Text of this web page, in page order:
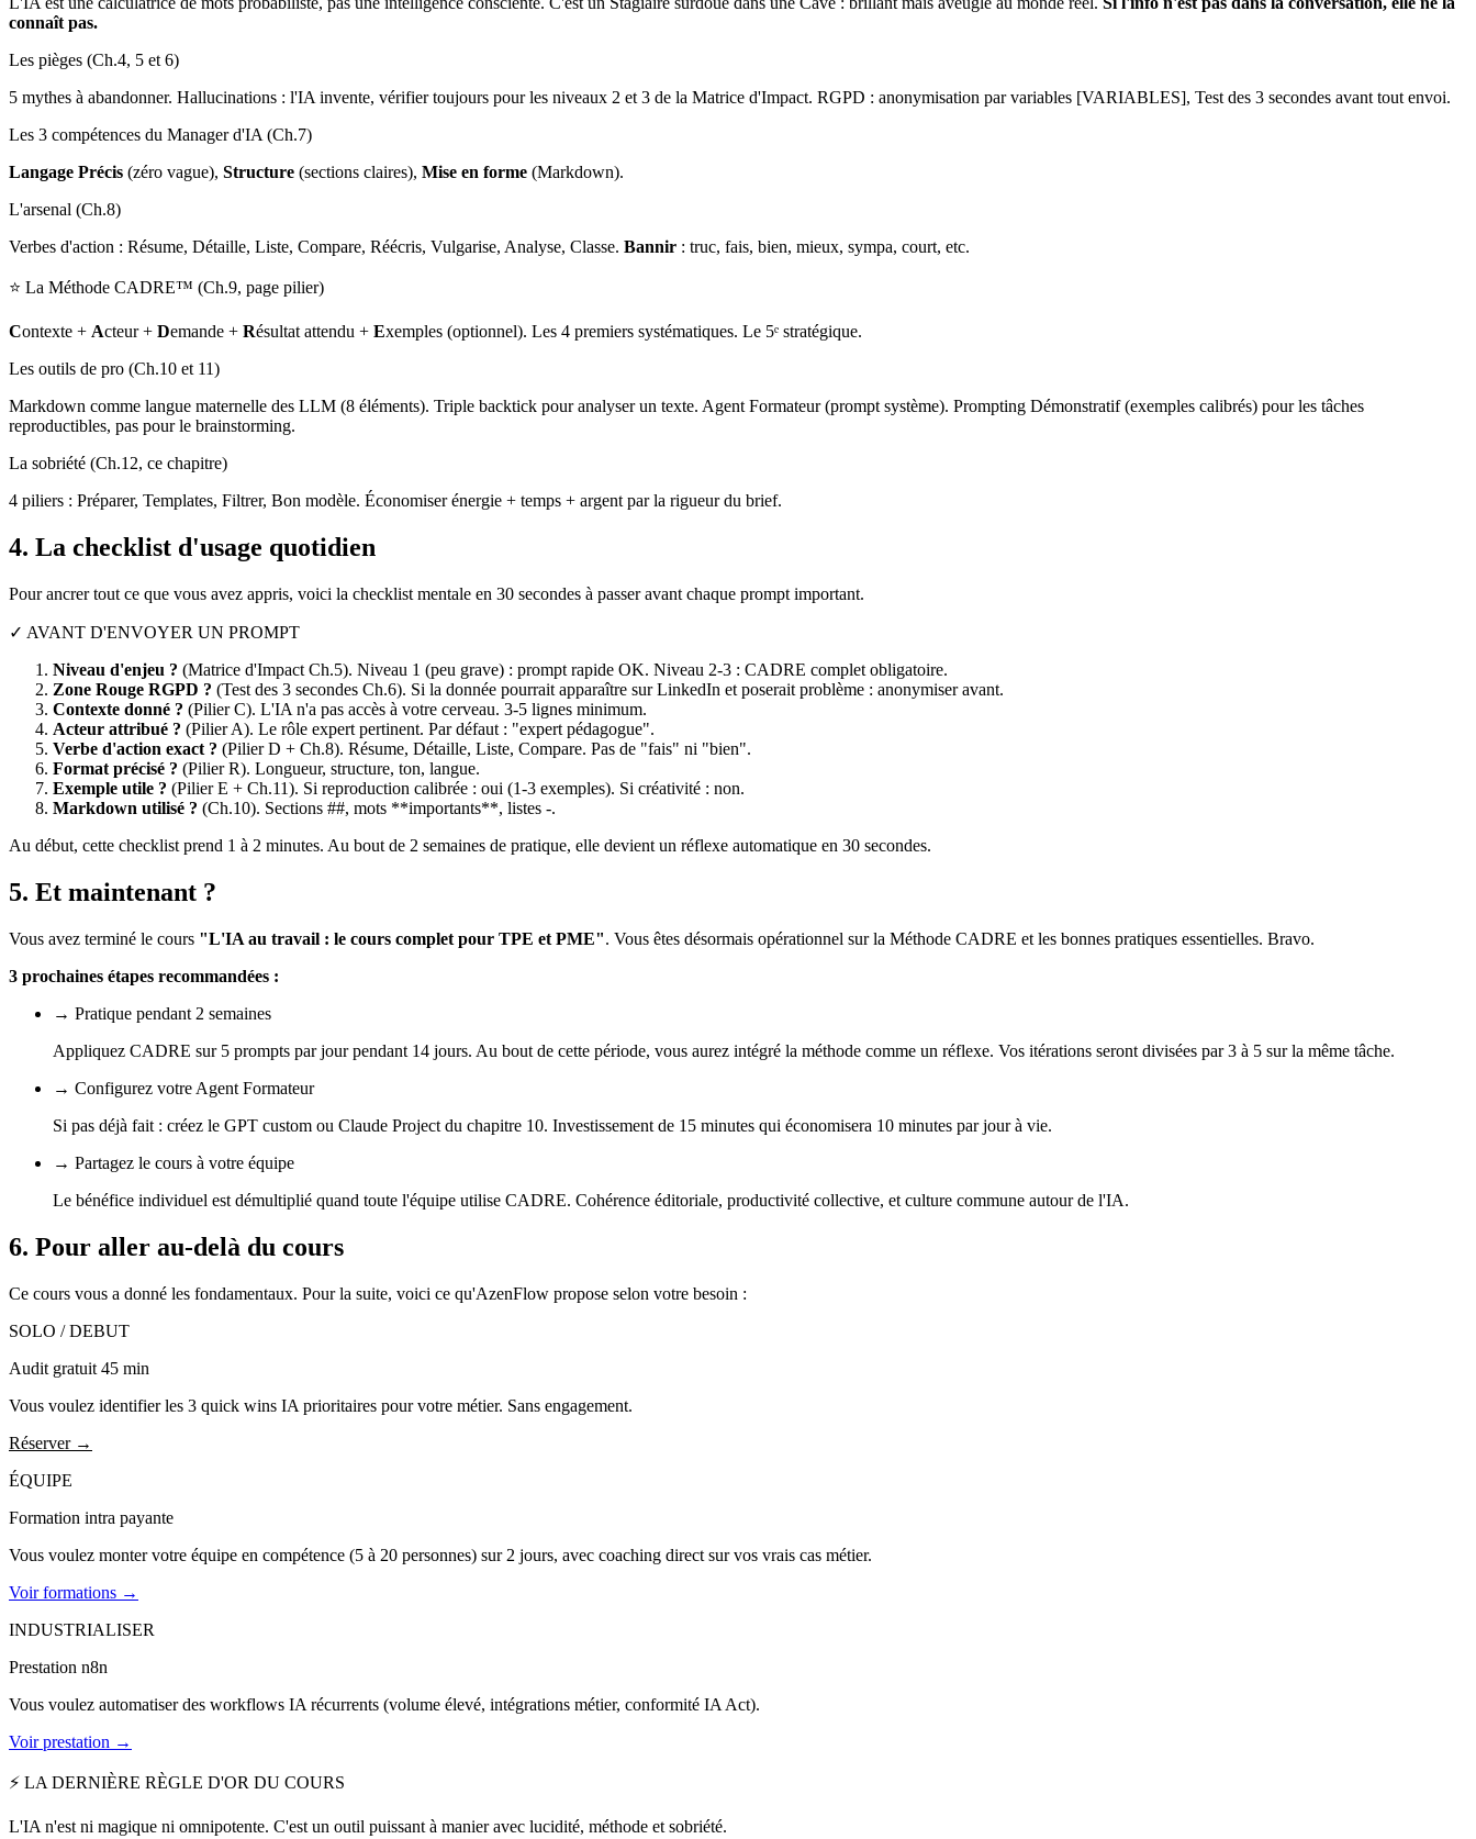
connaît pas.
Les pièges (Ch.4, 5 et 6)
5 mythes à abandonner. Hallucinations : l'IA invente, vérifier toujours pour les niveaux 2 et 3 de la Matrice d'Impact. RGPD : anonymisation par variables [VARIABLES], Test des 3 secondes avant tout envoi.
Les 3 compétences du Manager d'IA (Ch.7)
Langage Précis (zéro vague), Structure (sections claires), Mise en forme (Markdown).
L'arsenal (Ch.8)
Verbes d'action : Résume, Détaille, Liste, Compare, Réécris, Vulgarise, Analyse, Classe. Bannir : truc, fais, bien, mieux, sympa, court, etc.
⭐ La Méthode CADRE™ (Ch.9, page pilier)
Contexte + Acteur + Demande + Résultat attendu + Exemples (optionnel). Les 4 premiers systématiques. Le 5ᵉ stratégique.
Les outils de pro (Ch.10 et 11)
Markdown comme langue maternelle des LLM (8 éléments). Triple backtick pour analyser un texte. Agent Formateur (prompt système). Prompting Démonstratif (exemples calibrés) pour les tâches
reproductibles, pas pour le brainstorming.
La sobriété (Ch.12, ce chapitre)
4 piliers : Préparer, Templates, Filtrer, Bon modèle. Économiser énergie + temps + argent par la rigueur du brief.
4. La checklist d'usage quotidien
Pour ancrer tout ce que vous avez appris, voici la checklist mentale en 30 secondes à passer avant chaque prompt important.
✓ AVANT D'ENVOYER UN PROMPT
Niveau d'enjeu ? (Matrice d'Impact Ch.5). Niveau 1 (peu grave) : prompt rapide OK. Niveau 2-3 : CADRE complet obligatoire.
Zone Rouge RGPD ? (Test des 3 secondes Ch.6). Si la donnée pourrait apparaître sur LinkedIn et poserait problème : anonymiser avant.
Contexte donné ? (Pilier C). L'IA n'a pas accès à votre cerveau. 3-5 lignes minimum.
Acteur attribué ? (Pilier A). Le rôle expert pertinent. Par défaut : "expert pédagogue".
Verbe d'action exact ? (Pilier D + Ch.8). Résume, Détaille, Liste, Compare. Pas de "fais" ni "bien".
Format précisé ? (Pilier R). Longueur, structure, ton, langue.
Exemple utile ? (Pilier E + Ch.11). Si reproduction calibrée : oui (1-3 exemples). Si créativité : non.
Markdown utilisé ? (Ch.10). Sections ##, mots **importants**, listes -.
Au début, cette checklist prend 1 à 2 minutes. Au bout de 2 semaines de pratique, elle devient un réflexe automatique en 30 secondes.
5. Et maintenant ?
Vous avez terminé le cours "L'IA au travail : le cours complet pour TPE et PME". Vous êtes désormais opérationnel sur la Méthode CADRE et les bonnes pratiques essentielles. Bravo.
3 prochaines étapes recommandées :
→ Pratique pendant 2 semaines
Appliquez CADRE sur 5 prompts par jour pendant 14 jours. Au bout de cette période, vous aurez intégré la méthode comme un réflexe. Vos itérations seront divisées par 3 à 5 sur la même tâche.
→ Configurez votre Agent Formateur
Si pas déjà fait : créez le GPT custom ou Claude Project du chapitre 10. Investissement de 15 minutes qui économisera 10 minutes par jour à vie.
→ Partagez le cours à votre équipe
Le bénéfice individuel est démultiplié quand toute l'équipe utilise CADRE. Cohérence éditoriale, productivité collective, et culture commune autour de l'IA.
6. Pour aller au-delà du cours
Ce cours vous a donné les fondamentaux. Pour la suite, voici ce qu'AzenFlow propose selon votre besoin :
SOLO / DEBUT
Audit gratuit 45 min
Vous voulez identifier les 3 quick wins IA prioritaires pour votre métier. Sans engagement.
Réserver →
ÉQUIPE
Formation intra payante
Vous voulez monter votre équipe en compétence (5 à 20 personnes) sur 2 jours, avec coaching direct sur vos vrais cas métier.
Voir formations →
INDUSTRIALISER
Prestation n8n
Vous voulez automatiser des workflows IA récurrents (volume élevé, intégrations métier, conformité IA Act).
Voir prestation →
⚡ LA DERNIÈRE RÈGLE D'OR DU COURS
L'IA n'est ni magique ni omnipotente. C'est un outil puissant à manier avec lucidité, méthode et sobriété.